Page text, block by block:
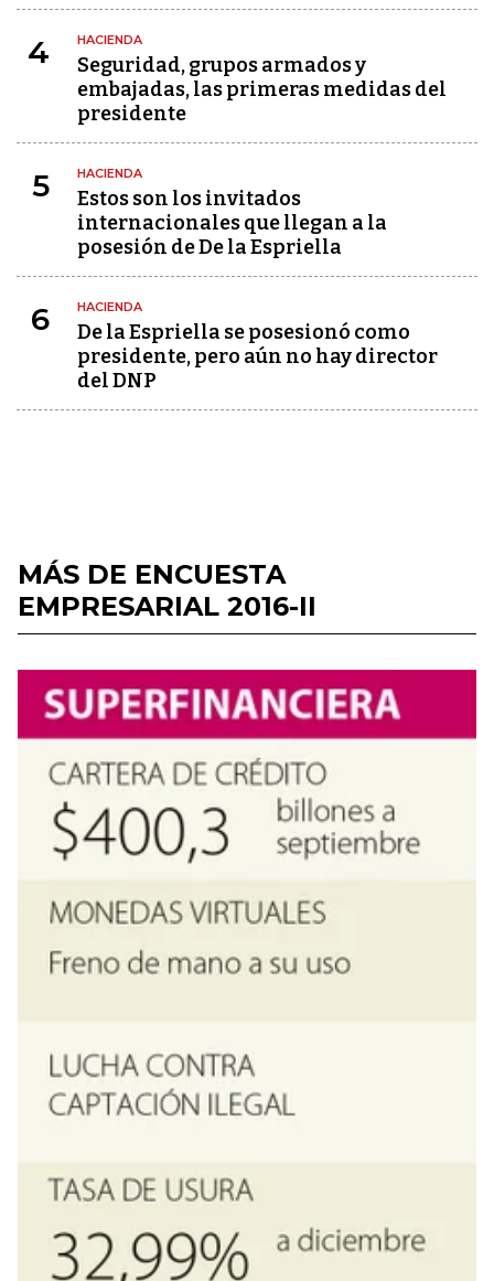
4 HACIENDA
Seguridad, grupos armados y
embajadas, las primeras medidas del
presidente
5 HACIENDA
Estos son los invitados
internacionales que llegan a la
posesión de De la Espriella
6 HACIENDA
De la Espriella se posesionó como
presidente, pero aún no hay director
del DNP
MÁS DE ENCUESTA
EMPRESARIAL 2016-II